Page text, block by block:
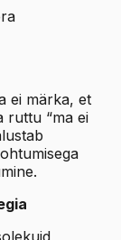
ei märka, et
ruttu “ma ei